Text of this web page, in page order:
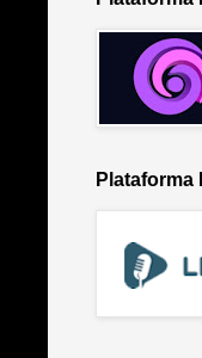
Plataforma